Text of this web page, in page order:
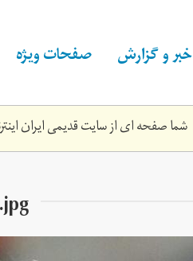
خبر و گزارش صفحات ویژه
شما صفحه ای از سایت قدیمی ایران